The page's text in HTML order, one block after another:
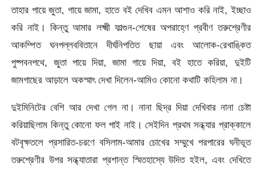
তাহার পায়ে জুতা, গায়ে জামা, হাতে বই দেখিব এমন আশাও করি নাই, ইচ্ছাও
করি নাই। কিন্তু আমার লক্ষ্মী ফাল্গুন-শেষের অপরাহ্ণে প্রবীণ তরুশ্রেণীর
আকম্পিত ঘনপল্লববিতানে দীর্ঘনিপতিত ছায়া এবং আলােক-রেখাঙ্কিত
পুষ্পবনপথে, জুতা পায়ে দিয়া, জামা গায়ে দিয়া, বই হাতে করিয়া, দুইটি
জামগাছের আড়ালে অকস্মাৎ দেখা দিলেন-আমিও কোনাে কথাটি কহিলাম না।
দুইমিনিটের বেশি আর দেখা গেল না। নানা ছিদ্র দিয়া দেখিবার নানা চেষ্টা
করিয়াছিলাম কিন্তু কোনাে ফল পাই নাই। সেইদিন প্রথম সন্ধ্যার প্রাক্কালে
বটবৃক্ষতলে প্রসারিত-চরণে বসিলাম-আমার চোখের সম্মুখে পরপারের ঘনীভূত
তরুশ্রেণীর উপর সন্ধ্যাতারা প্রশান্ত স্মিতহাস্যে উদিত হইল, এবং দেখিতে